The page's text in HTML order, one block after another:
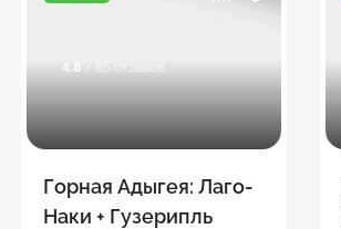
4.8 / 85 отзывов
Горная Адыгея: Лаго-
Наки + Гузерипль